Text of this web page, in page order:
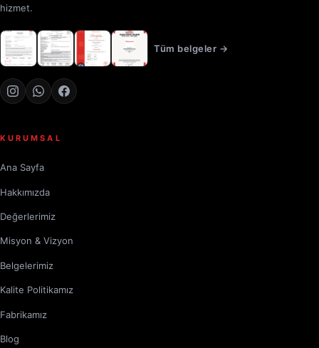
hizmet.
Tüm belgeler →
KURUMSAL
Ana Sayfa
Hakkımızda
Değerlerimiz
Misyon & Vizyon
Belgelerimiz
Kalite Politikamız
Fabrikamız
Blog